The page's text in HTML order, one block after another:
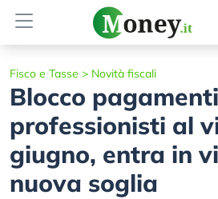
Fisco e Tasse > Novità fiscali
Blocco
professionisti al
giugno, entra in
nuova soglia